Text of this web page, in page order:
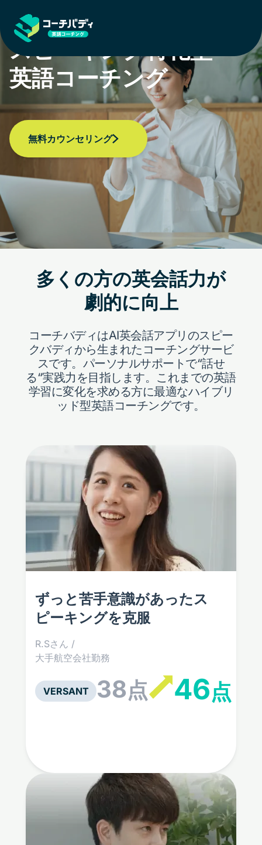
「知っている」を「使える」に
スピーキング特化型
英語コーチング
無料カウンセリング
多くの方の英会話力が
劇的に向上
コーチバディはAI英会話アプリのスピー
クバディから生まれたコーチングサービ
スです。 パーソナルサポートで“話せ
る“実践力を目指します。これまでの英語
学習に変化を求める方に最適なハイブリ
ッド型英語コーチングです。
ずっと苦手意識があったス
ピーキングを克服
R.Sさん /
大手航空会社勤務
VERSANT 38点 46点